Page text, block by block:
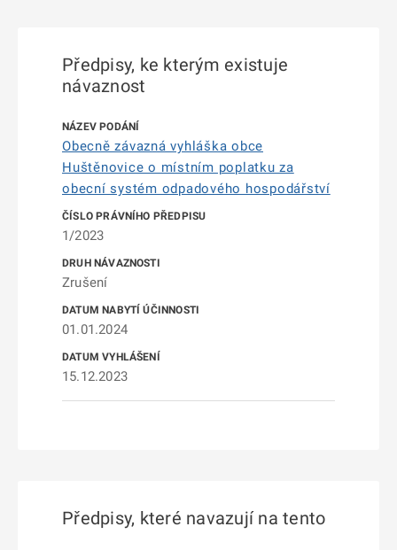
Předpisy, ke kterým existuje
návaznost
Obecně závazná vyhláška obce
Huštěnovice o místním poplatku za
obecní systém odpadového hospodářství
1/2023
Zrušení
01.01.2024
15.12.2023
Předpisy, které navazují na tento